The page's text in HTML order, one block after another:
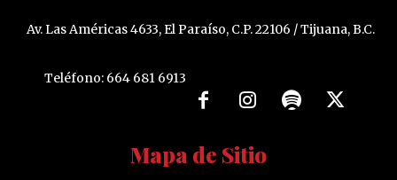
Av. Las Américas 4633, El Paraíso, C.P. 22106 / Tijuana, B.C.
Teléfono: 664 681 6913
Mapa de Sitio